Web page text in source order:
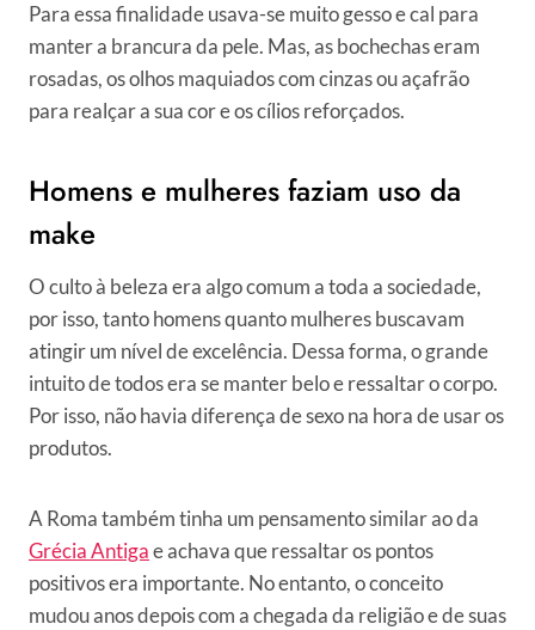
Para essa finalidade usava-se muito gesso e cal para
manter a brancura da pele. Mas, as bochechas eram
rosadas, os olhos maquiados com cinzas ou açafrão
para realçar a sua cor e os cílios reforçados.
Homens e mulheres faziam uso da
make
O culto à beleza era algo comum a toda a sociedade,
por isso, tanto homens quanto mulheres buscavam
atingir um nível de excelência. Dessa forma, o grande
intuito de todos era se manter belo e ressaltar o corpo.
Por isso, não havia diferença de sexo na hora de usar os
produtos.
A Roma também tinha um pensamento similar ao da
Grécia Antigae achava que ressaltar os pontos
positivos era importante. No entanto, o conceito
mudou anos depois com a chegada da religião e de suas